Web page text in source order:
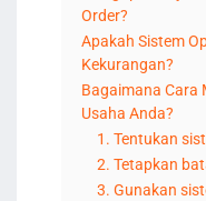
Order?
Apakah Sistem
Kekurangan?
Bagaimana Cara
Usaha Anda?
1. Tentukan
2. Tetapkan
3. Gunakan